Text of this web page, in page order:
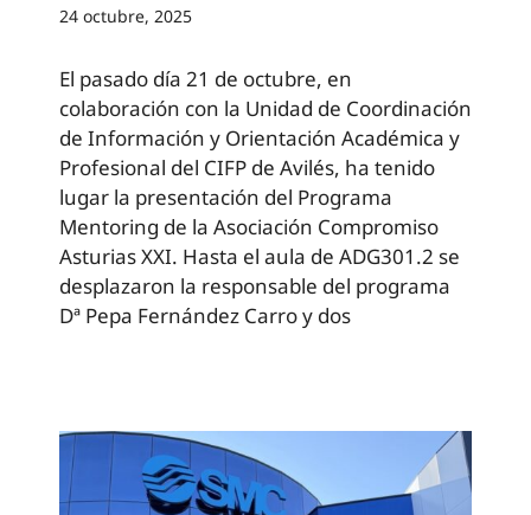
24 octubre, 2025
El pasado día 21 de octubre, en
colaboración con la Unidad de Coordinación
de Información y Orientación Académica y
Profesional del CIFP de Avilés, ha tenido
lugar la presentación del Programa
Mentoring de la Asociación Compromiso
Asturias XXI. Hasta el aula de ADG301.2 se
desplazaron la responsable del programa
Dª Pepa Fernández Carro y dos